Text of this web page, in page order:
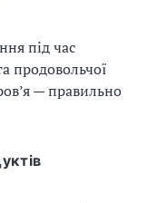
під час
продовольчої
— правильно